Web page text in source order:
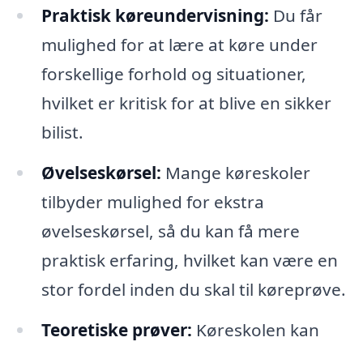
Praktisk køreundervisning: Du får
mulighed for at lære at køre under
forskellige forhold og situationer,
hvilket er kritisk for at blive en sikker
bilist.
Øvelseskørsel: Mange køreskoler
tilbyder mulighed for ekstra
øvelseskørsel, så du kan få mere
praktisk erfaring, hvilket kan være en
stor fordel inden du skal til køreprøve.
Teoretiske prøver: Køreskolen kan